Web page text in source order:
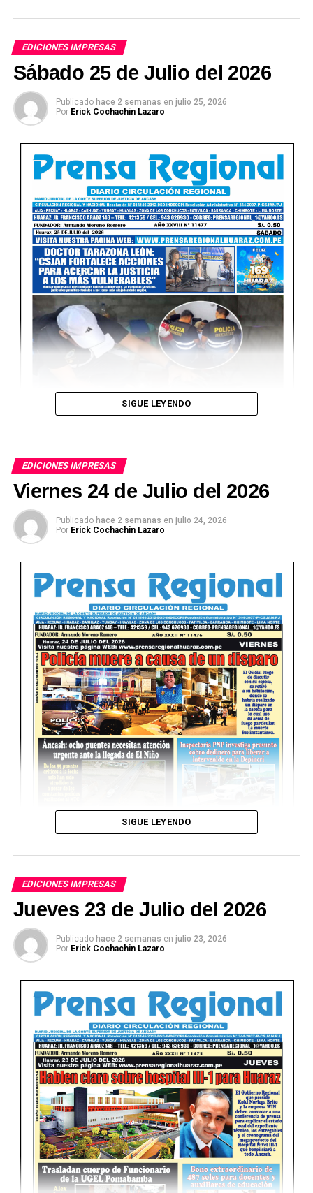
EDICIONES IMPRESAS
Sábado 25 de Julio del 2026
Publicado hace 2 semanas en julio 25, 2026
Por Erick Cochachin Lazaro
SIGUE LEYENDO
EDICIONES IMPRESAS
Viernes 24 de Julio del 2026
Publicado hace 2 semanas en julio 24, 2026
Por Erick Cochachin Lazaro
SIGUE LEYENDO
EDICIONES IMPRESAS
Jueves 23 de Julio del 2026
Publicado hace 2 semanas en julio 23, 2026
Por Erick Cochachin Lazaro